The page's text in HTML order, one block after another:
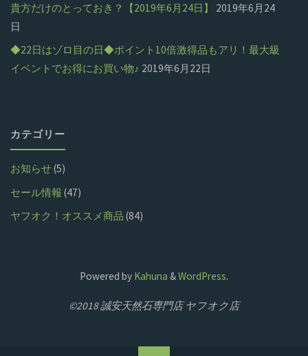
貴方だけのとっておき？【2019年6月24日】
2019年6月24
日
◆22日はゾロ目の日◆ポイント10倍激得品もアリ！最大級
イベントでお得にお買い物♪ 2019年6月22日
カテゴリー
お知らせ(5)
セール情報 (47)
ヤフオク！オススメ商品 (84)
Powered by Kahuna &WordPress.
©2018 誠安天然石専門店 ヤフオク店